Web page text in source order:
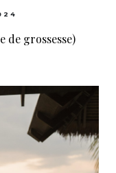
de grossesse)